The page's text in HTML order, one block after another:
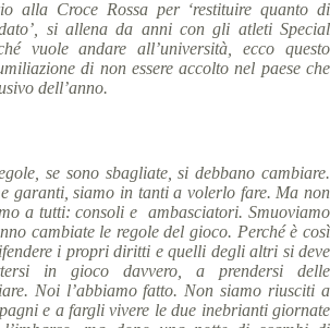
alla Croce Rossa per ‘restituire quanto di
si allena da anni con gli atleti Special
vuole andare all’università, ecco questo
di non essere accolto nel paese che
dell’anno.
se sono sbagliate, si debbano cambiare.
garanti, siamo in tanti a volerlo fare. Ma non
a tutti: consoli e ambasciatori. Smuoviamo
cambiate le regole del gioco. Perché è così
i propri diritti e quelli degli altri si deve
in gioco davvero, a prendersi delle
Noi l’abbiamo fatto. Non siamo riusciti a
e a fargli vivere le due inebrianti giornate